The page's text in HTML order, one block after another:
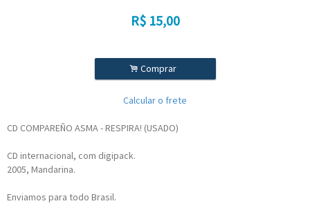
R$ 15,00
. Comprar
Calcular o frete
CD COMPAREÑO ASMA - RESPIRA! (USADO)
CD internacional, com digipack.
2005, Mandarina.
Enviamos para todo Brasil.